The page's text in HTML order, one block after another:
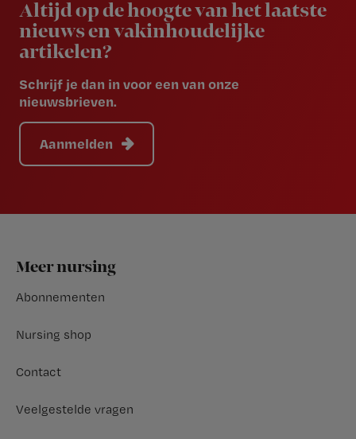
Altijd op de hoogte van het laatste
nieuws en vakinhoudelijke
artikelen?
Schrijf je dan in voor een van onze
nieuwsbrieven.
Aanmelden
Footer
Meer nursing
Abonnementen
Nursing shop
Contact
Veelgestelde vragen